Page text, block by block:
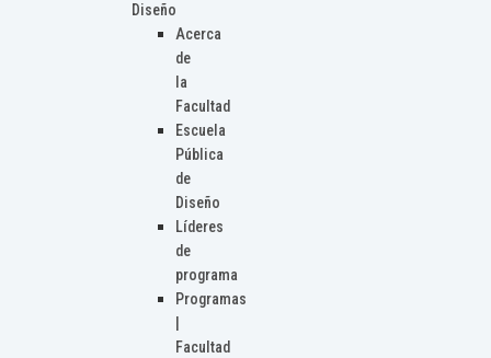
Diseño
Acerca
de
la
Facultad
Escuela
Pública
de
Diseño
Líderes
de
programa
Programas
Facultad